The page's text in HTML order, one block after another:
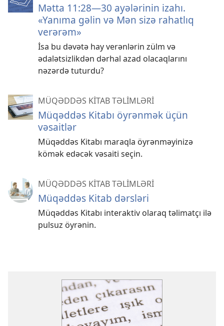
Mətta 11:28—30 ayələrinin izahı.
«Yanıma gəlin və Mən sizə rahatlıq
verərəm»
İsa bu dəvətə hay verənlərin zülm və
ədalətsizlikdən dərhal azad olacaqlarını
nəzərdə tuturdu?
MÜQƏDDƏS KİTAB TƏLİMLƏRİ
Müqəddəs Kitabı öyrənmək üçün
vəsaitlər
Müqəddəs Kitabı maraqla öyrənməyinizə
kömək edəcək vəsaiti seçin.
MÜQƏDDƏS KİTAB TƏLİMLƏRİ
Müqəddəs Kitab dərsləri
Müqəddəs Kitabı interaktiv olaraq təlimatçı ilə
pulsuz öyrənin.